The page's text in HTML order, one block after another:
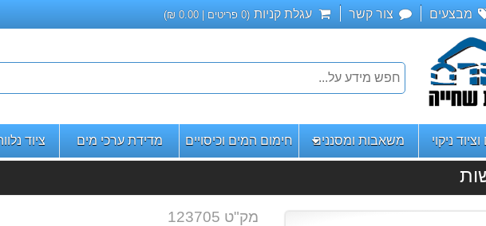
מבצעים צור קשר עגלת קניות (
0 פריטים | 0.00
₪)
ניקוי משאבות ומסננים חימום המים וכיסויים מדידת ערכי מים ציוד
מק"ט 123705